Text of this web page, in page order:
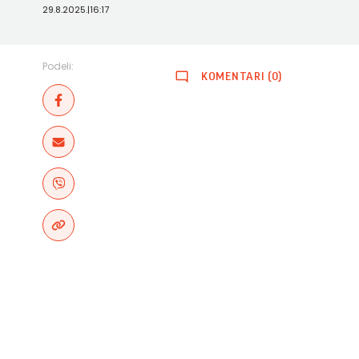
29.8.2025.|16:17
Podeli:
KOMENTARI (0)